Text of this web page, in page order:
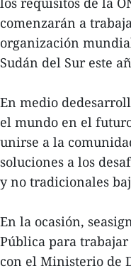
comenzarán a
organización
Sudán del Sur este
En medio
el mundo en el
unirse a la
soluciones a los
y no tradicionales
En la ocasión,
Pública para
con el Ministerio de